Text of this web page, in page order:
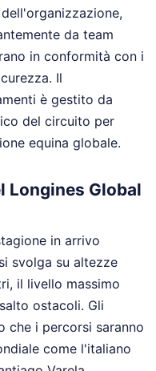
da team
in conformità con i
Il
è gestito da
del circuito per
equina globale.
Longines Global
in arrivo
svolga su altezze
il livello massimo
ostacoli. Gli
che i percorsi saranno
come l'italiano